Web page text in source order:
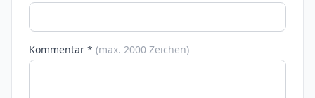
Kommentar * (max. 2000 Zeichen)